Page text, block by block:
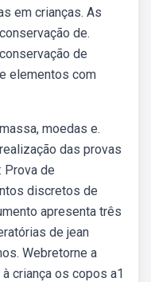
em crianças. As
de.
de
elementos com
moedas e.
das provas
Prova de
discretos de
apresenta três
de jean
Webretorne a
criança os copos a1